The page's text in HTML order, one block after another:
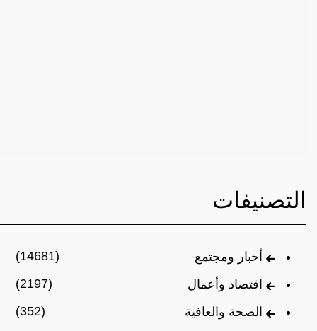
التصنيفات
أخبار ومجتمع
(14681)
اقتصاد وأعمال
(2197)
الصحة والعافية
(352)